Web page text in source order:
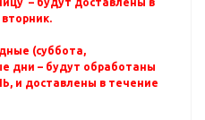
(суббота,
дни – будут обработаны
и доставлены в течение